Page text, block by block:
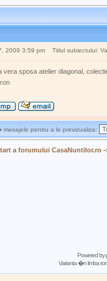
2009 3:59 pm Titlul subiectului:
vera sposa atelier diagonal,
pentru a le previzualiza:
a forumului CasaNuntilor.ro
Powered by
Varianta �n limba